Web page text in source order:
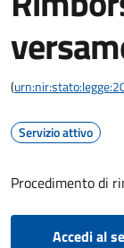
(
Servizio attivo
Procedimento di
Accedi al